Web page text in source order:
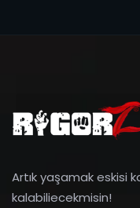
Artık yaşamak eskisi
kalabiliecekmisin!